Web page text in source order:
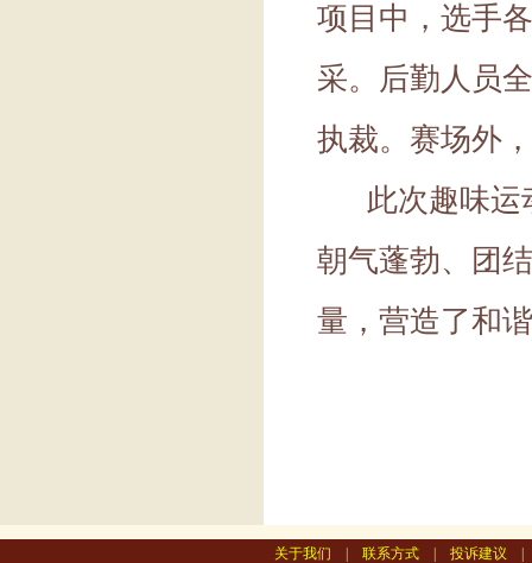
项目中，选手
采。后勤人员
执裁。赛场外
此次趣味运
朝气蓬勃、团
量，营造了和
关于我们 联系方式 投诉建议